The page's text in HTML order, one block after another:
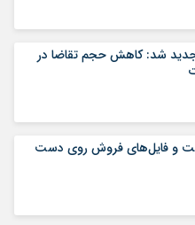
جدید شد: کاهش حجم تقاضا در
و فایل‌های فروش روی دست